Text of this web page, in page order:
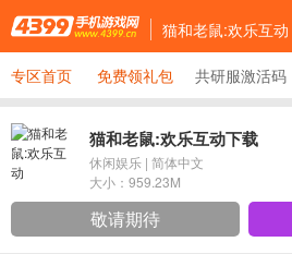
猫和老鼠:欢乐互动
专区首页 免费领礼包 共研服激活码
猫和老鼠:欢乐互动下载
休闲娱乐 | 简体中文
大小： 959.23M
敬请期待